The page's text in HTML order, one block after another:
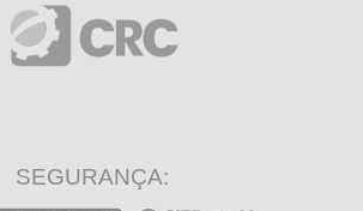
SEGURANÇA: